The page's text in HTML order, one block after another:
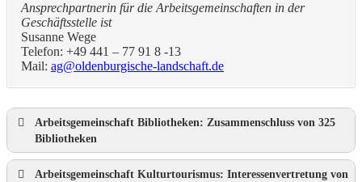
Ansprechpartnerin für die Arbeitsgemeinschaften in der
Geschäftsstelle ist
Susanne Wege
Telefon: +49 441 – 77 91 8 -13
Mail: ag@oldenburgische-landschaft.de
Arbeitsgemeinschaft Bibliotheken: Zusammenschluss von 325
Bibliotheken
Arbeitsgemeinschaft Kulturtourismus: Interessenvertretung von